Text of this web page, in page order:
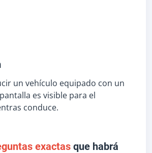
un vehículo equipado con un
es visible para el
conduce.
exactas que habrá